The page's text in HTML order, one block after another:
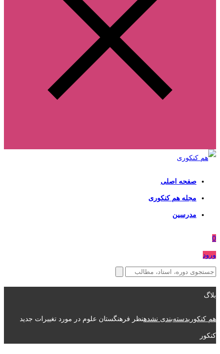
صفحه اصلی
مجله هم کنکوری
مدرسین
0
ورود
بلاگ
هم کنکوریدسته‌بندی نشدهنظر فرهنگستان علوم در مورد تغییرات جدید
کنکور